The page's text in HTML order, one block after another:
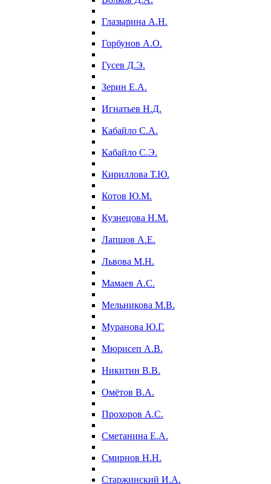
Глазырина А.Н.
Горбунов А.О.
Гусев Д.Э.
Зерин Е.А.
Игнатьев Н.Д.
Кабайло С.А.
Кабайло С.Э.
Кириллова Т.Ю.
Котов Ю.М.
Кузнецова Н.М.
Лапшов А.Е.
Львова М.Н.
Мамаев А.С.
Мельникова М.В.
Муранова Ю.Г.
Мюрисеп А.В.
Никитин В.В.
Омётов В.А.
Прохоров А.С.
Сметанина Е.А.
Смирнов Н.Н.
Старжинский И.А.